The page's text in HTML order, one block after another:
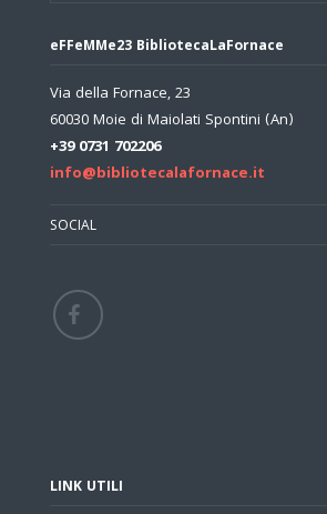
eFFeMMe23 BibliotecaLaFornace
Via della Fornace, 23
60030 Moie di Maiolati Spontini (An)
+39 0731 702206
info@bibliotecalafornace.it
SOCIAL
LINK UTILI